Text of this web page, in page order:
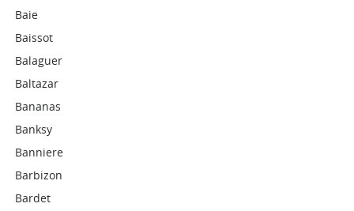
Baie
Baissot
Balaguer
Baltazar
Bananas
Banksy
Banniere
Barbizon
Bardet